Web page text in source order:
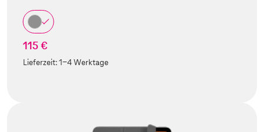
115 €
Lieferzeit:1-4 Werktage